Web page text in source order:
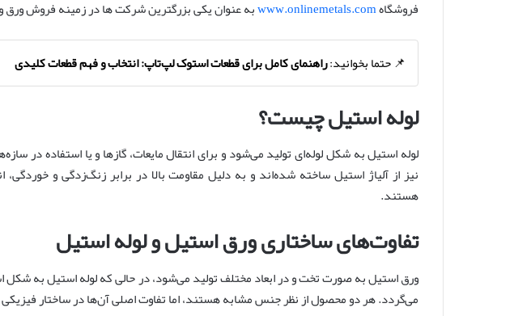
فروشگاهwww.onlinemetals.comبه عنوان یکی بزرگترین شرکت ها در زمینه فروش ورق و
📌 حتما بخوانید:راهنمای کامل برای قطعات استوک لپ‌تاپ: انتخاب و فهم قطعات کلیدی
لوله استیل چیست؟
لوله استیل به شکل لوله‌ای تولید می‌شود و برای انتقال مایعات، گازها و یا استفاده در
نیز از آلیاژ استیل ساخته شده‌اند و به دلیل مقاومت بالا در برابر زنگ‌زدگی و
هستند.
تفاوت‌های ساختاری ورق استیل و لوله استیل
ورق استیل به صورت تخت و در ابعاد مختلف تولید می‌شود، در حالی که لوله استیل به شکل
می‌گردد. هر دو محصول از نظر جنس مشابه هستند، اما تفاوت اصلی آن‌ها در ساختار